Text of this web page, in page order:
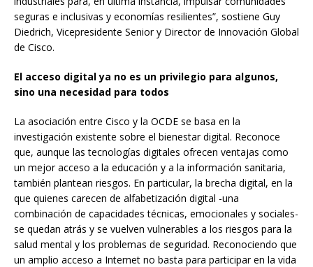
seguras e inclusivas y economías resilientes”, sostiene Guy
Diedrich, Vicepresidente Senior y Director de Innovación Global
de Cisco.
El acceso digital ya no es un privilegio para algunos,
sino una necesidad para todos
La asociación entre Cisco y la OCDE se basa en la
investigación existente sobre el bienestar digital. Reconoce
que, aunque las tecnologías digitales ofrecen ventajas como
un mejor acceso a la educación y a la información sanitaria,
también plantean riesgos. En particular, la brecha digital, en la
que quienes carecen de alfabetización digital -una
combinación de capacidades técnicas, emocionales y sociales-
se quedan atrás y se vuelven vulnerables a los riesgos para la
salud mental y los problemas de seguridad. Reconociendo que
un amplio acceso a Internet no basta para participar en la vida